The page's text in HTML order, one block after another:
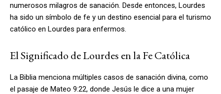
numerosos milagros de sanación. Desde entonces, Lourdes
ha sido un símbolo de fe y un destino esencial para el turismo
católico en Lourdes para enfermos.
El Significado de Lourdes en la Fe Católica
La Biblia menciona múltiples casos de sanación divina, como
el pasaje de Mateo 9:22, donde Jesús le dice a una mujer